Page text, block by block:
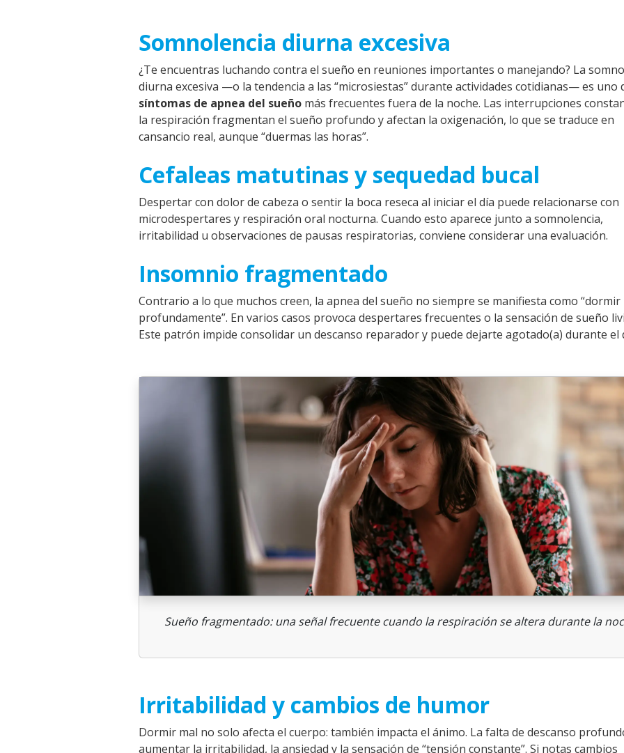
Somnolencia diurna excesiva
¿Te encuentras luchando contra el sueño en reuniones importantes o manejando? La
diurna excesiva —o la tendencia a las “microsiestas” durante actividades cotidianas— es uno
síntomas de apnea del sueño más frecuentes fuera de la noche. Las interrupciones
la respiración fragmentan el sueño profundo y afectan la oxigenación, lo que se traduce en
cansancio real, aunque “duermas las horas”.
Cefaleas matutinas y sequedad bucal
Despertar con dolor de cabeza o sentir la boca reseca al iniciar el día puede relacionarse con
microdespertares y respiración oral nocturna. Cuando esto aparece junto a somnolencia,
irritabilidad u observaciones de pausas respiratorias, conviene considerar una evaluación.
Insomnio fragmentado
Contrario a lo que muchos creen, la apnea del sueño no siempre se manifiesta como “dormir
profundamente”. En varios casos provoca despertares frecuentes o la sensación de sueño
Este patrón impide consolidar un descanso reparador y puede dejarte agotado(a) durante el
Sueño fragmentado: una señal frecuente cuando la respiración se altera durante la
Irritabilidad y cambios de humor
Dormir mal no solo afecta el cuerpo: también impacta el ánimo. La falta de descanso
aumentar la irritabilidad, la ansiedad y la sensación de “tensión constante”. Si notas cambios